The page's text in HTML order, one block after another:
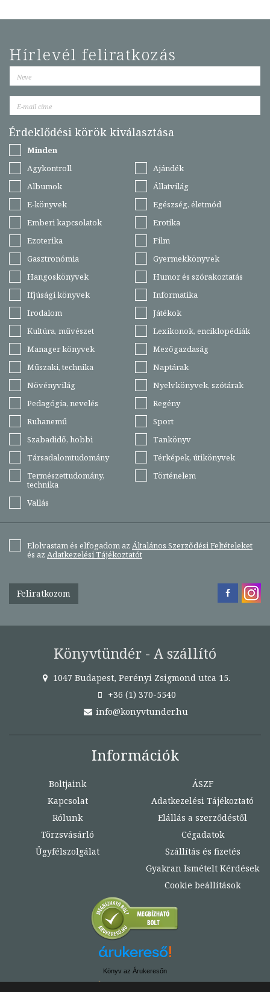
Hírlevél feliratkozás
Érdeklődési körök kiválasztása
Minden
Agykontroll
Ajándék
Albumok
Állatvilág
E-könyvek
Egészség, életmód
Emberi kapcsolatok
Erotika
Ezoterika
Film
Gasztronómia
Gyermekkönyvek
Hangoskönyvek
Humor és szórakoztatás
Ifjúsági könyvek
Informatika
Irodalom
Játékok
Kultúra, művészet
Lexikonok, enciklopédiák
Manager könyvek
Mezőgazdaság
Műszaki, technika
Naptárak
Növényvilág
Nyelvkönyvek, szótárak
Pedagógia, nevelés
Regény
Ruhanemű
Sport
Szabadidő, hobbi
Tankönyv
Társadalomtudomány
Térképek, útikönyvek
Természettudomány,
technika
Történelem
Vallás
Elolvastam és elfogadom az Általános Szerződési Feltételeket
és az Adatkezelési Tájékoztatót
Feliratkozom
Könyvtündér - A szállító
1047 Budapest, Perényi Zsigmond utca 15.
+36 (1) 370-5540
info@konyvtunder.hu
Információk
Boltjaink
Kapcsolat
Rólunk
Törzsvásárló
Ügyfélszolgálat
ÁSZF
Adatkezelési Tájékoztató
Elállás a szerződéstől
Cégadatok
Szállítás és fizetés
Gyakran Ismételt Kérdések
Cookie beállítások
Könyv az Árukeresőn